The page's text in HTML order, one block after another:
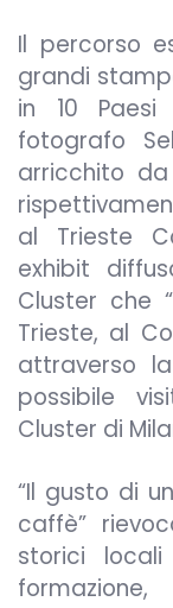
Il percorso
grandi
in 10
fotografo
arricchito
al Trieste
exhibit
Cluster che
Trieste, al
attraverso
possibile
Cluster di
“Il gusto di
caffè”
storici